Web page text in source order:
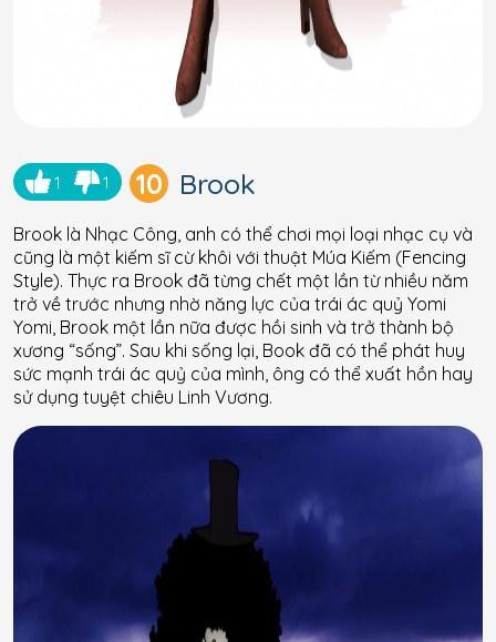
1 1 10 Brook
Brook là Nhạc Công, anh có thể chơi mọi loại nhạc cụ và
cũng là một kiếm sĩ cừ khôi với thuật Múa Kiếm (Fencing
Style). Thực ra Brook đã từng chết một lần từ nhiều năm
trở về trước nhưng nhờ năng lực của trái ác quỷ Yomi
Yomi, Brook một lần nữa được hồi sinh và trở thành bộ
xương “sống”. Sau khi sống lại, Book đã có thể phát huy
sức mạnh trái ác quỷ của mình, ông có thể xuất hồn hay
sử dụng tuyệt chiêu Linh Vương.